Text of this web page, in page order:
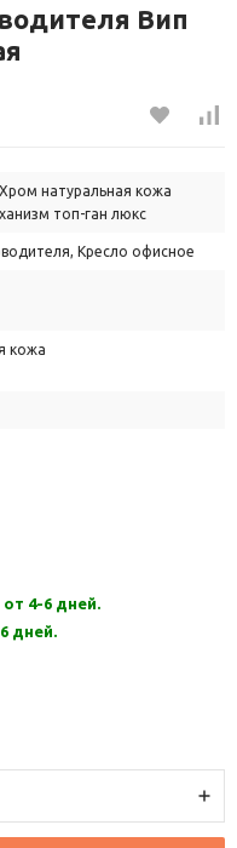
Вип
натуральная кожа
топ-ган люкс
Кресло офисное
кожа
4-6 дней.
дней.